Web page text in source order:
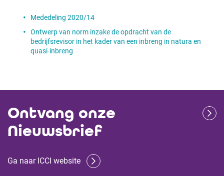
Mededeling 2020/14
Ontwerp van norm inzake de opdracht van de
bedrijfsrevisor in het kader van een inbreng in natura en
quasi-inbreng
Ontvang onze
Nieuwsbrief
Ga naar ICCI website